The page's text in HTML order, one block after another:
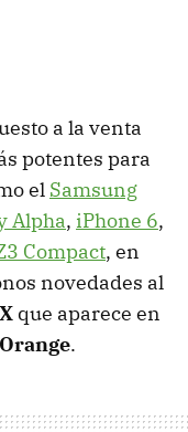
a la venta
potentes para
el Samsung
Alpha, iPhone 6,
Compact, en
novedades al
que aparece en
Orange.